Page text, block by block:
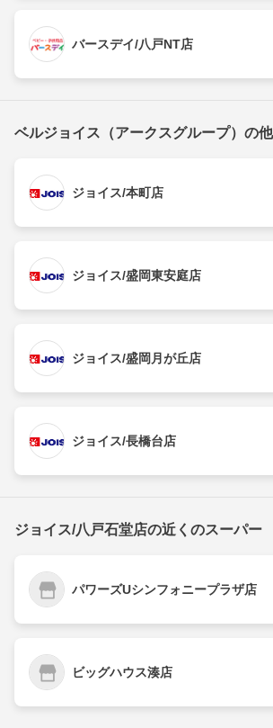
バースデイ/八戸NT店
ベルジョイス（アークスグループ）の
ジョイス/本町店
ジョイス/盛岡東安庭店
ジョイス/盛岡月が丘店
ジョイス/長橋台店
ジョイス/八戸石堂店の近くのスーパー
パワーズUシンフォニープラザ店
ビッグハウス湊店